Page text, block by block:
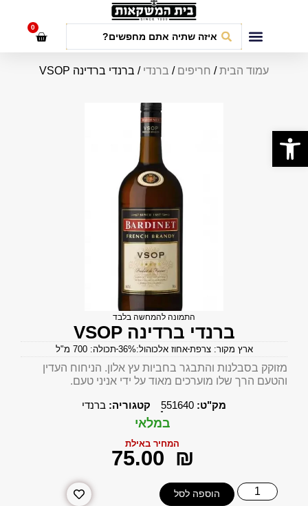
0
עמוד הבית/ חריפים / ברנדי / ברנדי ברדינה VSOP
התמונה להמחשה בלבד
ברנדי ברדינה VSOP
ארץ מקור: צרפת אחוז אלכוהול:36% תכולה: 700 מ"ל
מזוקק בסבלנות והתבגר בחביות עץ אלון. הניחוח העדין
והטעם הרך שלו מוערכים מאוד על ידי אניני טעם.
מק"ט: 551640 קטגוריה: ברנדי
במלאי
המחיר באילת
‎75.00 ₪
הוספה לסל
פתח סרגל נגישות